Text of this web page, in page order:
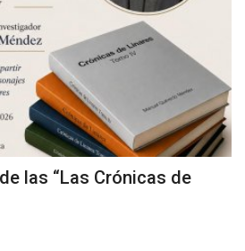
las “Las Crónicas de